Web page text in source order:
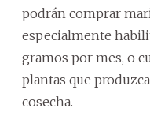
podrán comprar
especialmente
gramos por mes, o
plantas que
cosecha.